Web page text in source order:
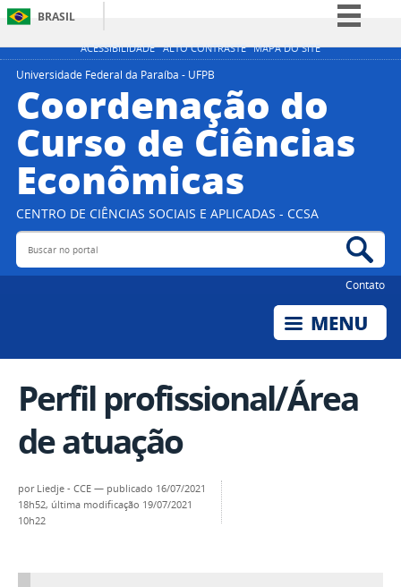
ACESSIBILIDADE ALTO CONTRASTE MAPA DO SITE
BRASIL
Simplifique!
Participe
Acesso à informação
Legislação
Universidade Federal da Paraíba - UFPB
Coordenação do
Curso de Ciências
Econômicas
CENTRO DE CIÊNCIAS SOCIAIS E APLICADAS - CCSA
Buscar no portal
Contato
Perfil profissional/Área
de atuação
por Liedje - CCE — publicado 16/07/2021
18h52, última modificação 19/07/2021
10h22